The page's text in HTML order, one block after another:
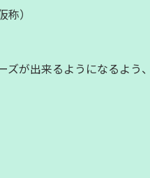
）
が出来るようになるよう